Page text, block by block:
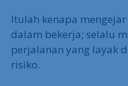
Itulah kenapa
dalam bekerja; selalu
perjalanan yang layak
risiko.